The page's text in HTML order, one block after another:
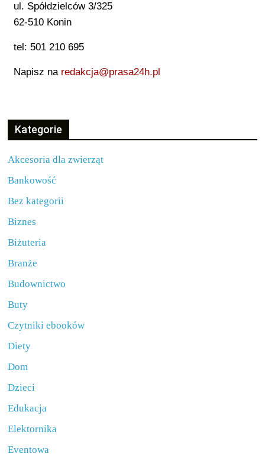
ul. Spółdzielców 3/325
62-510 Konin
tel: 501 210 695
Napisz na redakcja@prasa24h.pl
Kategorie
Akcesoria dla zwierząt
Bankowość
Bez kategorii
Biznes
Biżuteria
Branże
Budownictwo
Buty
Czytniki ebooków
Diety
Dom
Dzieci
Edukacja
Elektornika
Eventowa